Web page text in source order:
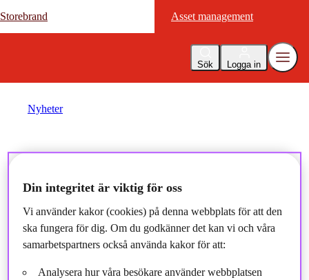
Storebrand Asset management
Sök Logga in
Storebrand Asset management
Nyheter
Kapitalförvaltarens vd: Vi
behöver fler kvinnliga
fondförvaltare
2024-03-08
Din integritet är viktig för oss
Vi använder kakor (cookies) på denna webbplats för att den
ska fungera för dig. Om du godkänner det kan vi och våra
samarbetspartners också använda kakor för att:
Analysera hur våra besökare använder webbplatsen